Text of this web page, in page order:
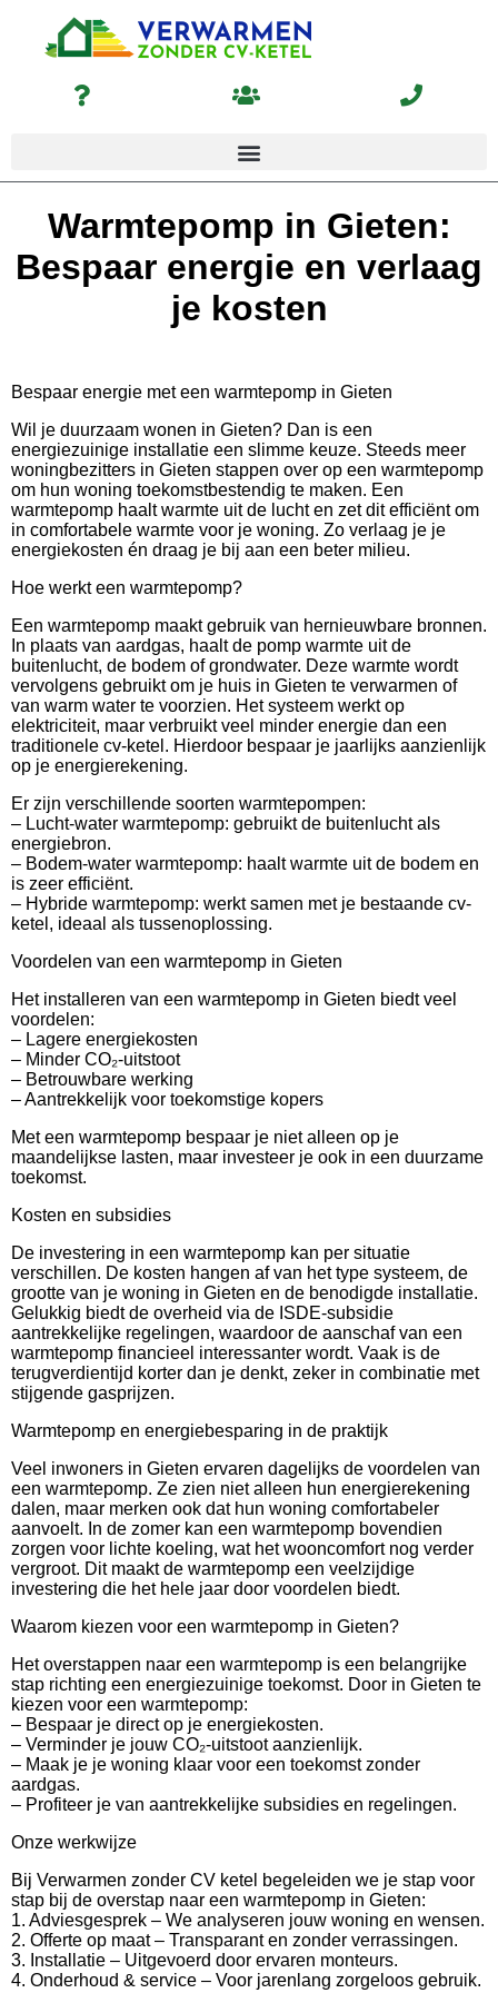
Warmtepomp in Gieten:
Bespaar energie en verlaag
je kosten
Bespaar energie met een warmtepomp in Gieten
Wil je duurzaam wonen in Gieten? Dan is een
energiezuinige installatie een slimme keuze. Steeds meer
woningbezitters in Gieten stappen over op een warmtepomp
om hun woning toekomstbestendig te maken. Een
warmtepomp haalt warmte uit de lucht en zet dit efficiënt om
in comfortabele warmte voor je woning. Zo verlaag je je
energiekosten én draag je bij aan een beter milieu.
Hoe werkt een warmtepomp?
Een warmtepomp maakt gebruik van hernieuwbare bronnen.
In plaats van aardgas, haalt de pomp warmte uit de
buitenlucht, de bodem of grondwater. Deze warmte wordt
vervolgens gebruikt om je huis in Gieten te verwarmen of
van warm water te voorzien. Het systeem werkt op
elektriciteit, maar verbruikt veel minder energie dan een
traditionele cv-ketel. Hierdoor bespaar je jaarlijks aanzienlijk
op je energierekening.
Er zijn verschillende soorten warmtepompen:
– Lucht-water warmtepomp: gebruikt de buitenlucht als
energiebron.
– Bodem-water warmtepomp: haalt warmte uit de bodem en
is zeer efficiënt.
– Hybride warmtepomp: werkt samen met je bestaande cv-
ketel, ideaal als tussenoplossing.
Voordelen van een warmtepomp in Gieten
Het installeren van een warmtepomp in Gieten biedt veel
voordelen:
– Lagere energiekosten
– Minder CO₂-uitstoot
– Betrouwbare werking
– Aantrekkelijk voor toekomstige kopers
Met een warmtepomp bespaar je niet alleen op je
maandelijkse lasten, maar investeer je ook in een duurzame
toekomst.
Kosten en subsidies
De investering in een warmtepomp kan per situatie
verschillen. De kosten hangen af van het type systeem, de
grootte van je woning in Gieten en de benodigde installatie.
Gelukkig biedt de overheid via de ISDE-subsidie
aantrekkelijke regelingen, waardoor de aanschaf van een
warmtepomp financieel interessanter wordt. Vaak is de
terugverdientijd korter dan je denkt, zeker in combinatie met
stijgende gasprijzen.
Warmtepomp en energiebesparing in de praktijk
Veel inwoners in Gieten ervaren dagelijks de voordelen van
een warmtepomp. Ze zien niet alleen hun energierekening
dalen, maar merken ook dat hun woning comfortabeler
aanvoelt. In de zomer kan een warmtepomp bovendien
zorgen voor lichte koeling, wat het wooncomfort nog verder
vergroot. Dit maakt de warmtepomp een veelzijdige
investering die het hele jaar door voordelen biedt.
Waarom kiezen voor een warmtepomp in Gieten?
Het overstappen naar een warmtepomp is een belangrijke
stap richting een energiezuinige toekomst. Door in Gieten te
kiezen voor een warmtepomp:
– Bespaar je direct op je energiekosten.
– Verminder je jouw CO₂-uitstoot aanzienlijk.
– Maak je je woning klaar voor een toekomst zonder
aardgas.
– Profiteer je van aantrekkelijke subsidies en regelingen.
Onze werkwijze
Bij Verwarmen zonder CV ketel begeleiden we je stap voor
stap bij de overstap naar een warmtepomp in Gieten:
1. Adviesgesprek – We analyseren jouw woning en wensen.
2. Offerte op maat – Transparant en zonder verrassingen.
3. Installatie – Uitgevoerd door ervaren monteurs.
4. Onderhoud & service – Voor jarenlang zorgeloos gebruik.